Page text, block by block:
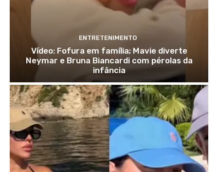
ENTRETENIMENTO
Vídeo: Fofura em família; Mavie diverte
Neymar e Bruna Biancardi com pérolas da
infância